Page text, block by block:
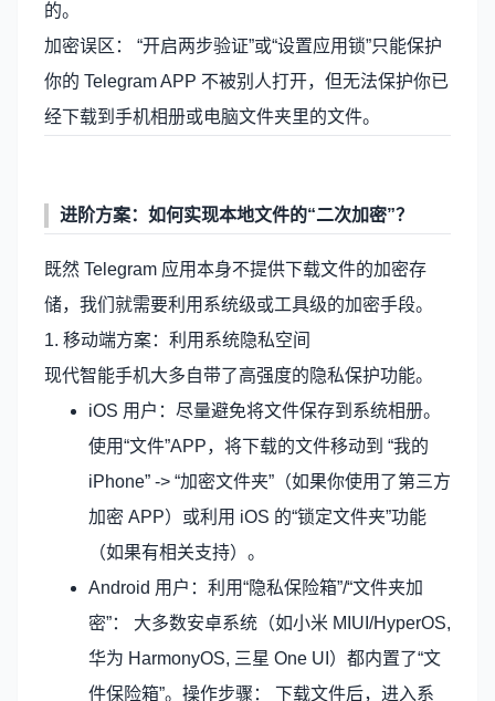
的。
加密误区： “开启两步验证”或“设置应用锁”只能保护
你的 Telegram APP 不被别人打开，但无法保护你已
经下载到手机相册或电脑文件夹里的文件。
进阶方案：如何实现本地文件的“二次加密”？
既然 Telegram 应用本身不提供下载文件的加密存
储，我们就需要利用系统级或工具级的加密手段。
1. 移动端方案：利用系统隐私空间
现代智能手机大多自带了高强度的隐私保护功能。
iOS 用户：尽量避免将文件保存到系统相册。
使用“文件”APP，将下载的文件移动到 “我的
iPhone” -> “加密文件夹”（如果你使用了第三方
加密 APP）或利用 iOS 的“锁定文件夹”功能
（如果有相关支持）。
Android 用户：利用“隐私保险箱”/“文件夹加
密”： 大多数安卓系统（如小米 MIUI/HyperOS,
华为 HarmonyOS, 三星 One UI）都内置了“文
件保险箱”。操作步骤： 下载文件后，进入系